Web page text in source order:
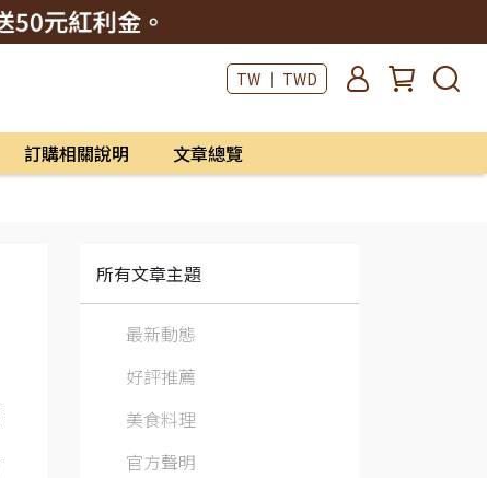
TW ｜ TWD
訂購相關說明 文章總覽
所有文章主題
最新動態
好評推薦
美食料理
官方聲明